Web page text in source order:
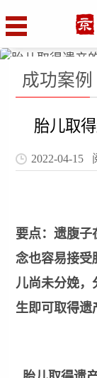
成功案例
胎儿取
2022-04-15
要点： 遗腹子
念也容易接受
儿尚未分娩，
生即可取得遗